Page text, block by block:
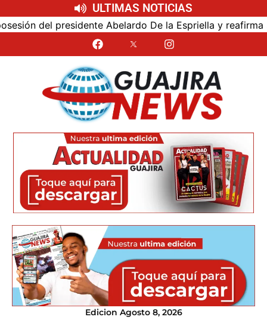
ULTIMAS NOTICIAS
del presidente Abelardo De la Espriella y reafirma su
Edicion Agosto 8, 2026